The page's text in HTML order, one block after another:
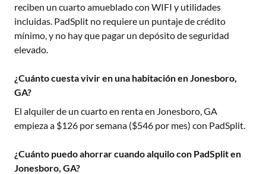
reciben un cuarto amueblado con WIFI y utilidades
incluidas. PadSplit no requiere un puntaje de crédito
mínimo, y no hay que pagar un depósito de seguridad
elevado.
¿Cuánto cuesta vivir en una habitación en Jonesboro,
GA?
El alquiler de un cuarto en renta en Jonesboro, GA
empieza a $126 por semana ($546 por mes) con PadSplit.
¿Cuánto puedo ahorrar cuando alquilo con PadSplit en
Jonesboro, GA?